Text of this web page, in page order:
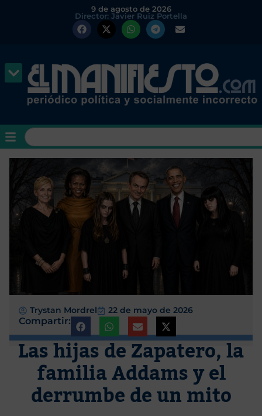
9 de agosto de 2026
Director: Javier Ruiz Portella
Trystan Mordrel 22 de mayo de 2026
Compartir:
Las hijas de Zapatero, la
familia Addams y el
derrumbe de un mito